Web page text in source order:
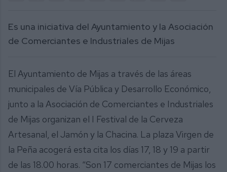
Es una iniciativa del Ayuntamiento y la Asociación
de Comerciantes e Industriales de Mijas
El Ayuntamiento de Mijas a través de las áreas
municipales de Vía Pública y Desarrollo Económico,
junto a la Asociación de Comerciantes e Industriales
de Mijas organizan el I Festival de la Cerveza
Artesanal, el Jamón y la Chacina. La plaza Virgen de
la Peña acogerá esta cita los días 17, 18 y 19 a partir
de las 18.00 horas. “Son 17 comerciantes de Mijas los